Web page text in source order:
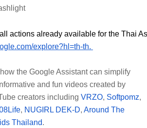
actions already available for the Thai
explore?hl=th-th.
the Google Assistant can simplify
and fun videos created by
creators including VRZO, Softpomz,
, NUGIRL DEK-D, Around The
Thailand.